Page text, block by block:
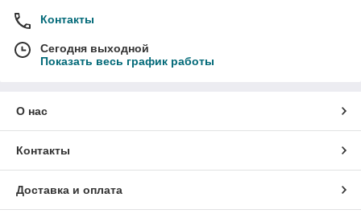
Контакты
Сегодня выходной
Показать весь график работы
О нас
Контакты
Доставка и оплата